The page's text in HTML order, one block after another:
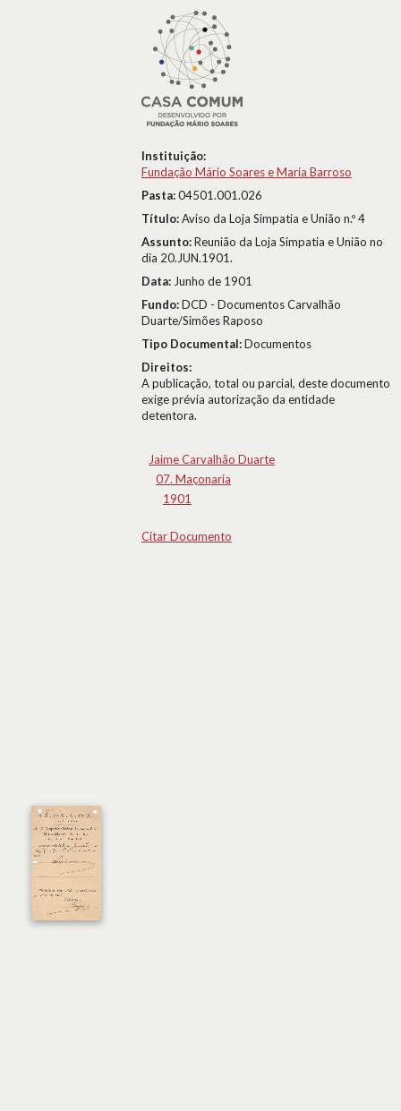
Instituição:
Fundação Mário Soares e Maria Barroso
Pasta:04501.001.026
Título:Aviso da Loja Simpatia e União n.º 4
Assunto:Reunião da Loja Simpatia e União no
dia 20.JUN.1901.
Data: Junho de 1901
Fundo:DCD - Documentos Carvalhão
Duarte/Simões Raposo
Tipo Documental:Documentos
Direitos:
A publicação, total ou parcial, deste documento
exige prévia autorização da entidade
detentora.
Jaime Carvalhão Duarte
07. Maçonaria
1901
Citar Documento